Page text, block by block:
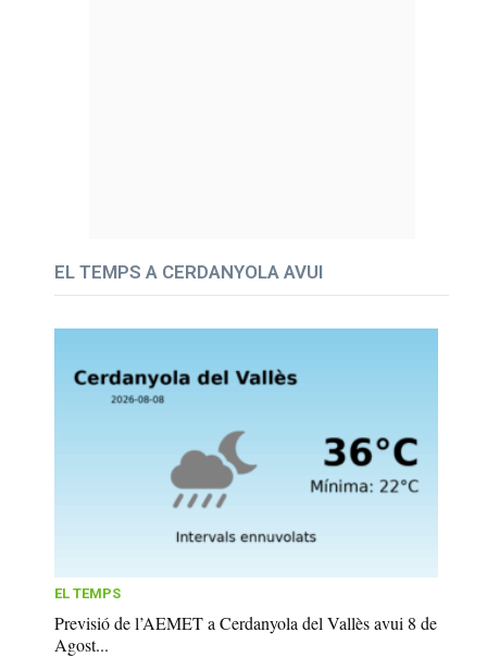
EL TEMPS A CERDANYOLA AVUI
EL TEMPS
Previsió de l’AEMET a Cerdanyola del Vallès avui 8 de
Agost...